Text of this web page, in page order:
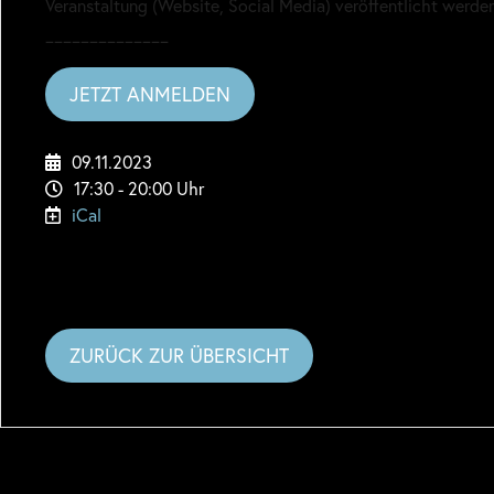
Veranstaltung (Website, Social Media) veröffentlicht
JETZT ANMELDEN
09.11.2023
17:30 - 20:00 Uhr
iCal
ZURÜCK ZUR ÜBERSICHT